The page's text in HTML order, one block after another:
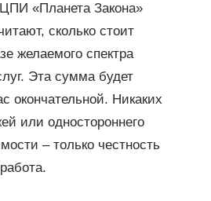
«Планета Закона»
сколько стоит
желаемого спектра
Эта сумма будет
окончательной. Никаких
или одностороннего
– только честность